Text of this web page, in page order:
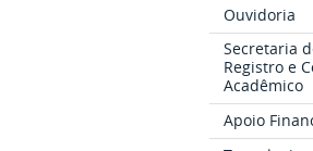
Ouvidoria
Secretaria
Registro e
Acadêmico
Apoio